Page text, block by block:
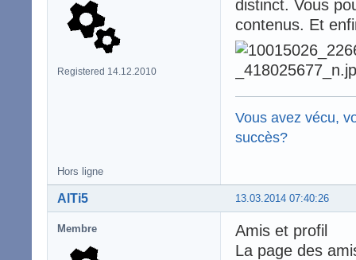
Registered 14.12.2010
distinct. Vous
contenus. Et
Vous avez vécu,
succès?
Hors ligne
13.03.2014 07:40:26
AlTi5
Membre
Amis et profil
La page des